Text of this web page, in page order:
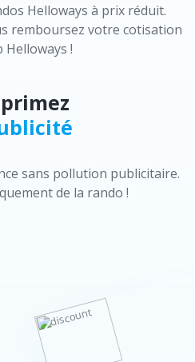
Helloways à prix réduit.
remboursez votre cotisation
Helloways !
sans pollution publicitaire.
de la rando !